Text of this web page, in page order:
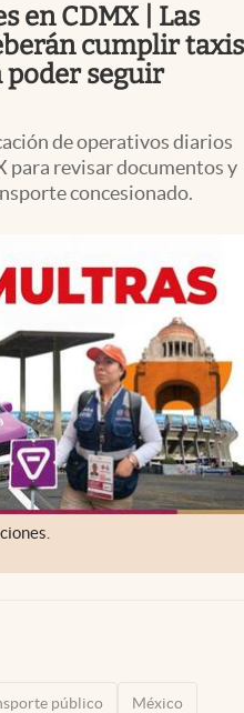
en CDMX | Las
cumplir taxis
seguir
de operativos diarios
para revisar documentos y
concesionado.
público México